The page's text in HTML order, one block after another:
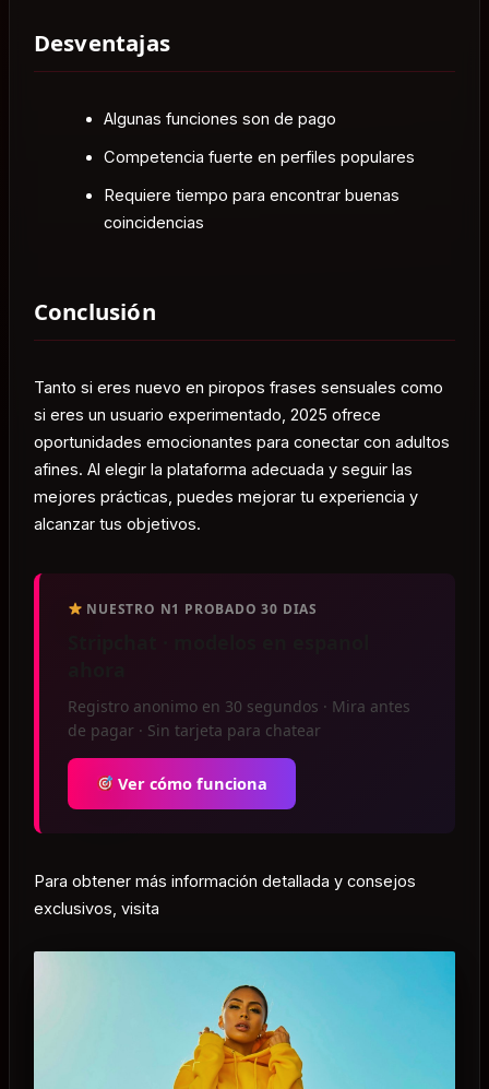
Desventajas
Algunas funciones son de pago
Competencia fuerte en perfiles populares
Requiere tiempo para encontrar buenas
coincidencias
Conclusión
Tanto si eres nuevo en piropos frases sensuales como
si eres un usuario experimentado, 2025 ofrece
oportunidades emocionantes para conectar con adultos
afines. Al elegir la plataforma adecuada y seguir las
mejores prácticas, puedes mejorar tu experiencia y
alcanzar tus objetivos.
NUESTRO N1 PROBADO 30 DIAS
Registro anonimo en 30 segundos · Mira antes
de pagar · Sin tarjeta para chatear
Ver cómo funciona
Para obtener más información detallada y consejos
exclusivos, visita